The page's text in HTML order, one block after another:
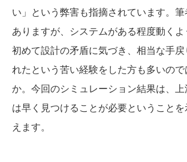
い」という弊害も指摘されています。
ありますが、システムがある程度動く
初めて設計の矛盾に気づき、相当な手
れたという苦い経験をした方も多いので
か。今回のシミュレーション結果は、
は早く見つけることが必要ということ
えます。